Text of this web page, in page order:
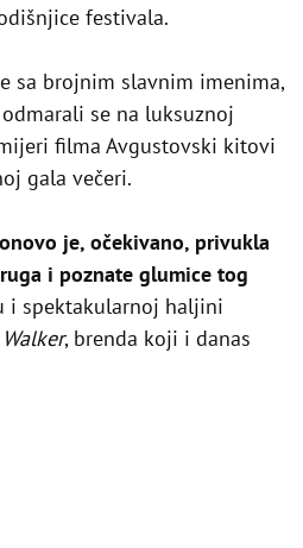
festivala.
sa brojnim slavnim imenima,
se na luksuznoj
filma Avgustovski kitovi
gala večeri.
je, očekivano, privukla
i poznate glumice tog
i spektakularnoj haljini
, brenda koji i danas